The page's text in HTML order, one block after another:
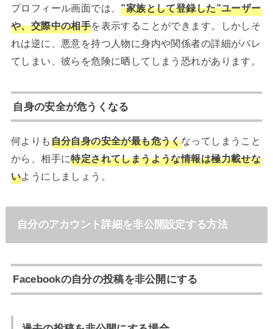
プロフィール画面では、”家族として登録した”ユーザー
や、交際中の相手を表示することができます。しかしそ
れは逆に、悪意を持つ人物に身内や関係者の詳細がバレ
てしまい、彼らを危険に晒してしまう恐れがあります。
自身の安全が危うくなる
何よりも自分自身の安全が最も危うくなってしまうこと
から、相手に特定されてしまうような情報は極力載せな
いようにしましょう。
自分のアカウント詳細を非公開設定する方法
Facebookの自分の投稿を非公開にする